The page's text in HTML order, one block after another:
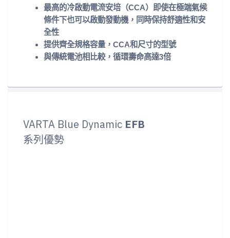
最高的冷啟動電流安培（CCA）即使在極端氣候
條件下也可以啟動發動機，同時保持舒適性和安
全性
提供齊全規格容量，CCA和尺寸的型號
與傳統電池相比較，循環壽命高達3倍
VARTA Blue Dynamic EFB
系列優勢